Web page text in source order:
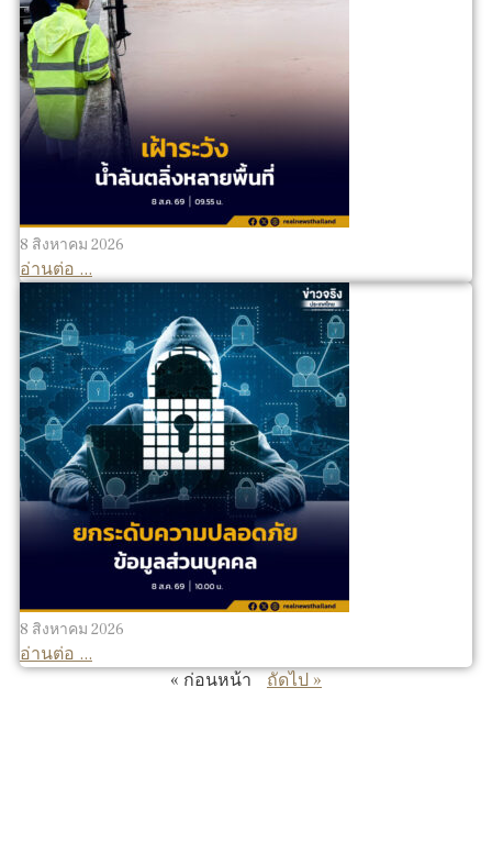
8 สิงหาคม 2026
อ่านต่อ ...
8 สิงหาคม 2026
อ่านต่อ ...
« ก่อนหน้า
ถัดไป »